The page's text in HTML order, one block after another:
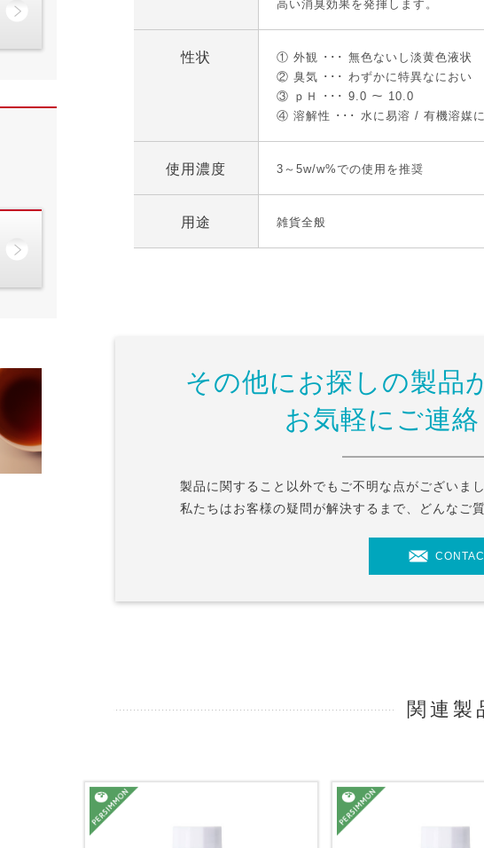
高い消臭効果を発揮します。
性状
① 外観 ･･･ 無色ないし淡黄色液状
② 臭気 ･･･ わずかに特異なにおい
③ ｐＨ ･･･ 9.0 ～ 10.0
④ 溶解性 ･･･ 水に易溶 / 有機溶媒
使用濃度 3～5w/w%での使用を推奨
用途 雑貨全般
その他にお探しの製品
お気軽にご連絡
製品に関すること以外でもご不明な点がございま
私たちはお客様の疑問が解決するまで、どんなご
関連製